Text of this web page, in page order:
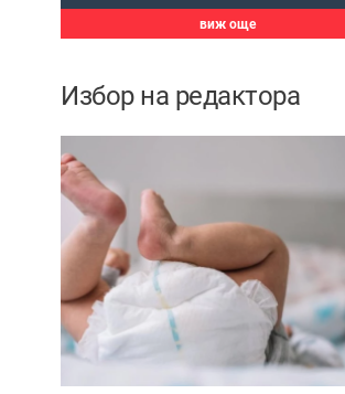
виж още
Избор на редактора